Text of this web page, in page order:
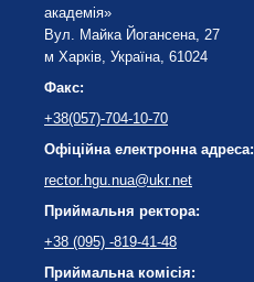
академія»
Вул. Майка Йогансена, 27
м Харків, Україна, 61024
Факс:
+38(057)-704-10-70
Офіційна електронна адреса:
rector.hgu.nua@ukr.net
Приймальня ректора:
+38 (095) -819-41-48
Приймальна комісія: